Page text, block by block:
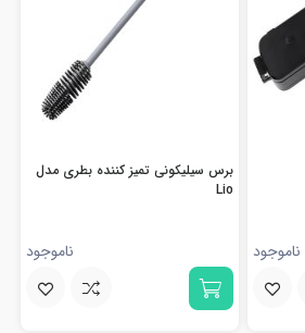
ناموجود
برس سیلیکونی تمیز کننده بطری مدل
Lio
ناموجود